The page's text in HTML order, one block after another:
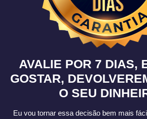
AVALIE POR 7 DIAS,
GOSTAR,
O SEU
Eu vou tornar essa decisão bem mais